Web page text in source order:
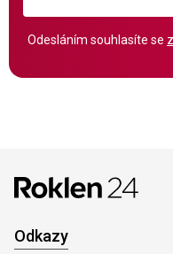
Odesláním souhlasíte se
Odkazy